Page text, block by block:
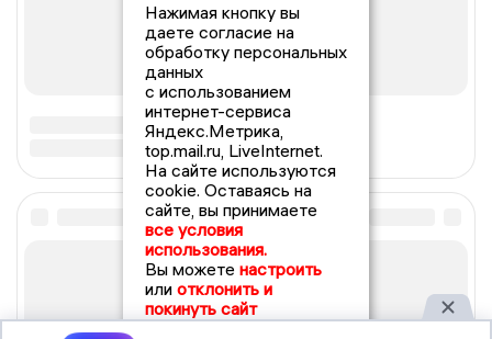
Нажимая кнопку вы
даете согласие на
обработку персональных
данных
с использованием
интернет-сервиса
Яндекс.Метрика,
top.mail.ru, LiveInternet.
На сайте используются
cookie. Оставаясь на
сайте, вы принимаете
все условия
использования.
Вы можете настроить
или отклонить и
покинуть сайт